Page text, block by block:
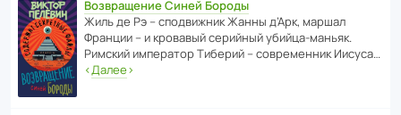
Возвращение Синей Бороды
Жиль де Рэ – спод­ви­жник Жанны д’Арк, маршал
Франции – и кровавый серийный убийца-маньяк.
Римский импе­ратор Тиберий – совре­менник Иисуса…
‹Далее›